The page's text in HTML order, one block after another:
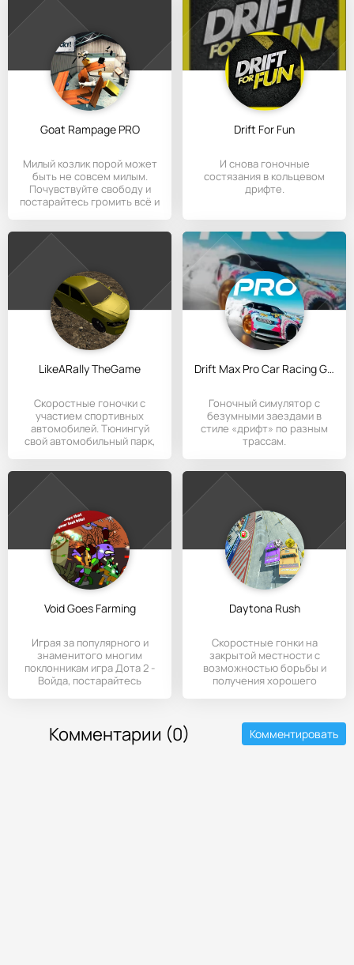
Goat Rampage PRO
Милый козлик порой может
быть не совсем милым.
Почувствуйте свободу и
постарайтесь громить всё и
Drift For Fun
И снова гоночные
состязания в кольцевом
дрифте.
LikeARally TheGame
Скоростные гоночки с
участием спортивных
автомобилей. Тюнингуй
свой автомобильный парк,
Drift Max Pro Car Racing Game
Гоночный симулятор с
безумными заездами в
стиле «дрифт» по разным
трассам.
Void Goes Farming
Играя за популярного и
знаменитого многим
поклонникам игра Дота 2 -
Войда, постарайтесь
Daytona Rush
Скоростные гонки на
закрытой местности с
возможностью борьбы и
получения хорошего
Комментарии (0) Комментировать